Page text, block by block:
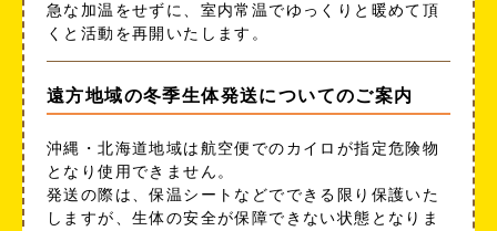
急な加温をせずに、室内常温でゆっくりと暖めて頂
くと活動を再開いたします。
遠方地域の冬季生体発送についてのご案内
沖縄・北海道地域は航空便でのカイロが指定危険物
となり使用できません。
発送の際は、保温シートなどでできる限り保護いた
しますが、生体の安全が保障できない状態となりま